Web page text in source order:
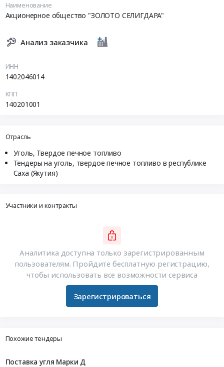
Наименование
Акционерное общество "ЗОЛОТО СЕЛИГДАРА"
Анализ заказчика
ИНН
1402046014
КПП
140201001
Отрасль
Уголь, Твердое печное топливо
Тендеры на уголь, твердое печное топливо в республике
Саха (Якутия)
Участники и контракты
Аналитика доступна только зарегистрированным
пользователям. Пройдите бесплатную регистрацию,
чтобы использовать все возможности сервиса
Зарегистрироваться
Похожие тендеры
Поставка угля Марки Д